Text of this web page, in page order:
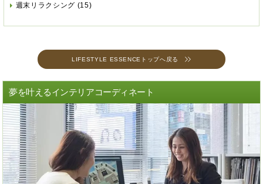
週末リラクシング (15)
LIFESTYLE ESSENCEトップへ戻る
夢を叶えるインテリアコーディネート